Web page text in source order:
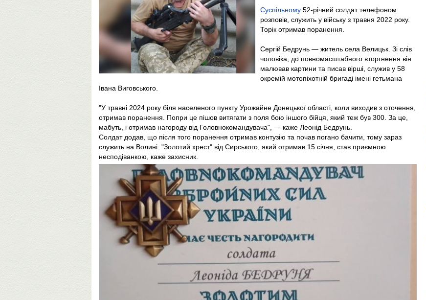
Суспільному 52-річний солдат телефоном
розповів, служить у війську з травня 2022 року.
Торік отримав поранення.
Сергій Бедрунь — житель села Велицьк. Зі слів
чоловіка, до повномасштабного вторгнення він
малював картини та писав вірші, служив у 58
окремій мотопіхотній бригаді імені гетьмана
Івана Виговського.
"У травні 2024 року біля населеного пункту Урожайне Донецької області, коли виходив з оточення,
отримав поранення. Попри це пішов витягати з поля бою іншого бійця, який теж був 300. За це,
мабуть, і отримав нагороду від Головнокомандувача", — каже Леонід Бедрунь.
Солдат додав, що після того поранення отримав контузію та почав погано бачити, тому зараз
служить на Волині. "Золотий хрест" від Сирського, який отримав 15 січня, став приємною
несподіванкою, каже захисник.